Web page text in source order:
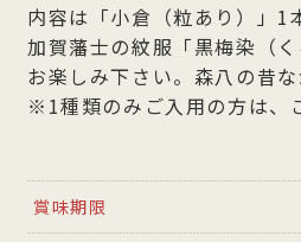
内容は「小倉（粒あり）」1
加賀藩士の紋服「黒梅染（
お楽しみ下さい。森八の昔
※1種類のみご入用の方は、
賞味期限